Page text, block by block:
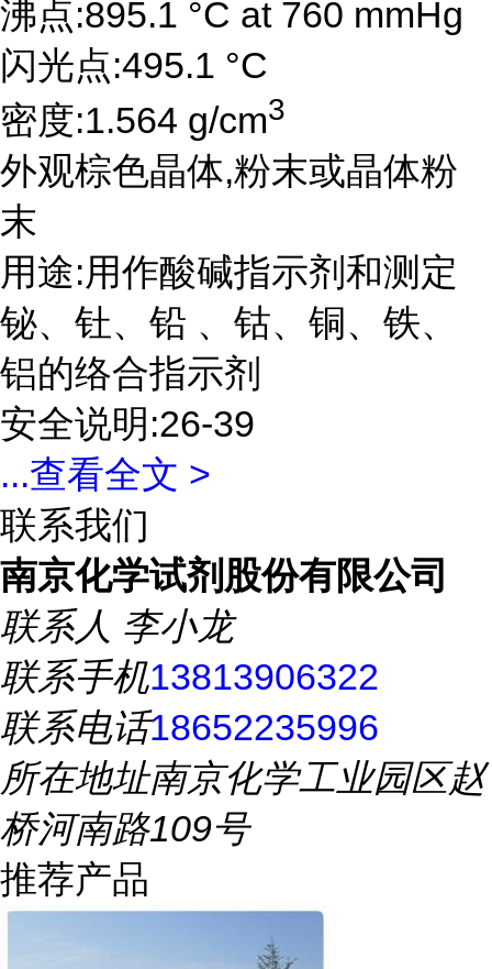
沸点:895.1 °C at 760 mmHg
闪光点:495.1 °C
密度:1.564 g/cm3
外观棕色晶体,粉末或晶体粉
末
用途:用作酸碱指示剂和测定
铋、钍、铅 、钴、铜、铁、
铝的络合指示剂
安全说明:26-39
...查看全文 >
联系我们
南京化学试剂股份有限公司
联系人 李小龙
联系手机13813906322
联系电话18652235996
所在地址南京化学工业园区赵
桥河南路109号
推荐产品